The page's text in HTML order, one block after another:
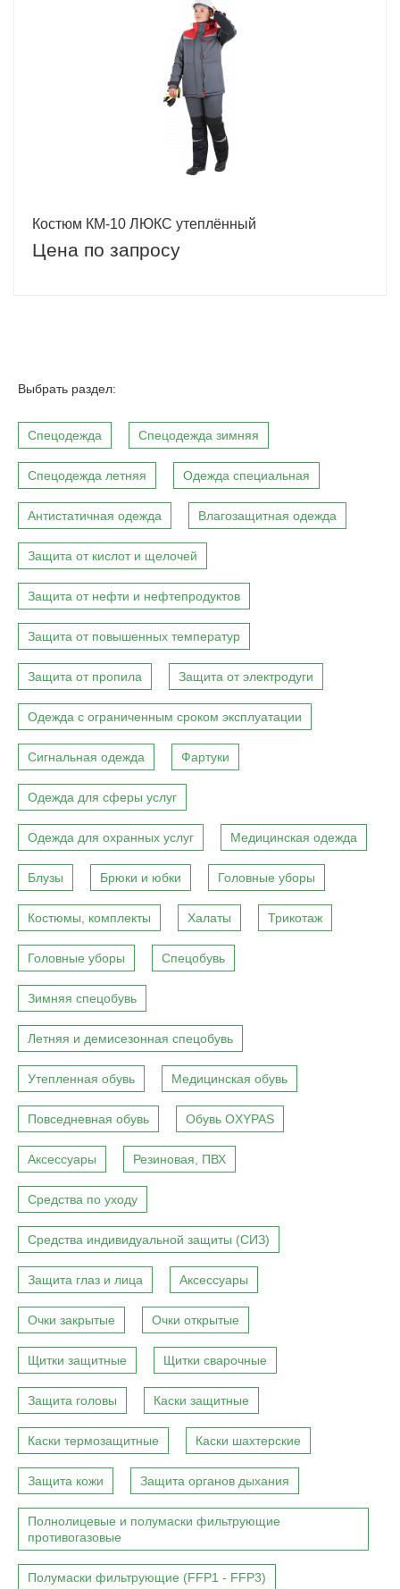
Костюм КМ-10 ЛЮКС утеплённый
Цена по запросу
Выбрать раздел:
Спецодежда Спецодежда зимняя
Спецодежда летняя Одежда специальная
Антистатичная одежда Влагозащитная одежда
Защита от кислот и щелочей
Защита от нефти и нефтепродуктов
Защита от повышенных температур
Защита от пропила Защита от электродуги
Одежда с ограниченным сроком эксплуатации
Сигнальная одежда Фартуки
Одежда для сферы услуг
Одежда для охранных услуг Медицинская одежда
Блузы Брюки и юбки Головные уборы
Костюмы, комплекты Халаты Трикотаж
Головные уборы Спецобувь
Зимняя спецобувь
Летняя и демисезонная спецобувь
Утепленная обувь Медицинская обувь
Повседневная обувь Обувь OXYPAS
Аксессуары Резиновая, ПВХ
Средства по уходу
Средства индивидуальной защиты (СИЗ)
Защита глаз и лица Аксессуары
Очки закрытые Очки открытые
Щитки защитные Щитки сварочные
Защита головы Каски защитные
Каски термозащитные Каски шахтерские
Защита кожи Защита органов дыхания
Полнолицевые и полумаски фильтрующие
противогазовые
Полумаски фильтрующие (FFP1 - FFP3)